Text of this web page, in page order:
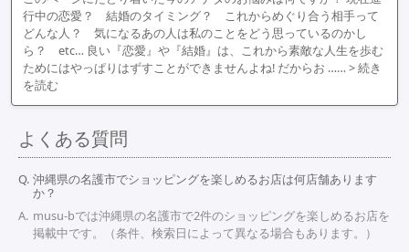
行中の恋愛？ 結婚のタイミング？ これからめぐり合う相手って
どんな人？ 気になるあの人は私のことをどう思っているのかし
ら？ etc… 良い『恋愛』や『結婚』は、これから素敵な人生を歩む
ためにはやっぱりはずすことができませんよね! だからお …… > 続き
を読む
よくある質問
沖縄県の名護市でショッピングを楽しめるお店は何店舗あります
か？
musu-bでは沖縄県の名護市で2件のショッピングを楽しめるお店を
掲載中です。（条件、検索日によって異なる場合もあります。）